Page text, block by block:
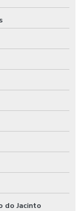
do Jacinto